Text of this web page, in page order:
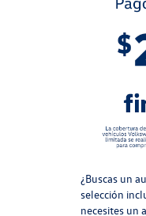
¿Buscas un
selección
necesites un